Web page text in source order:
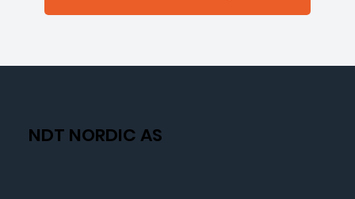
NDT NORDIC AS